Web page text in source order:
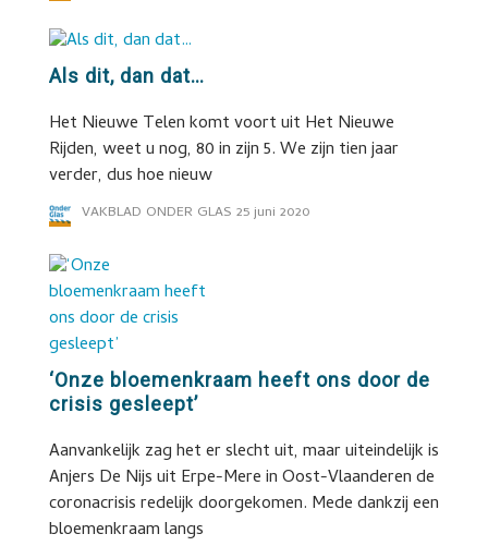
Als dit, dan dat…
Het Nieuwe Telen komt voort uit Het Nieuwe
Rijden, weet u nog, 80 in zijn 5. We zijn tien jaar
verder, dus hoe nieuw
VAKBLAD ONDER GLAS 25 juni 2020
‘Onze bloemenkraam heeft ons door de
crisis gesleept’
Aanvankelijk zag het er slecht uit, maar uiteindelijk is
Anjers De Nijs uit Erpe-Mere in Oost-Vlaanderen de
coronacrisis redelijk doorgekomen. Mede dankzij een
bloemenkraam langs